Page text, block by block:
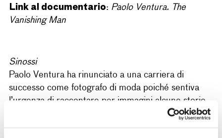
Link al documentario: Paolo Ventura. The
Vanishing Man
Sinossi
Paolo Ventura ha rinunciato a una carriera di
successo come fotografo di moda poiché sentiva
l’urgenza di raccontare per immagini alcune storie
che lo ossessionavano sin dall’infanzia. In
particolare, alcuni racconti della nonna su vicende